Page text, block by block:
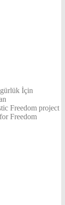
İçin
Freedom project
Freedom